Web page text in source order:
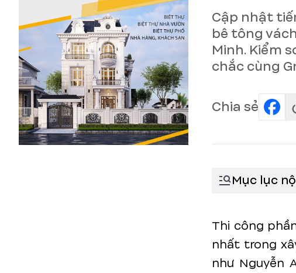
Cập nhật
bê tông
Minh. Kiểm
chắc cùng
Chia sẻ
Mục lục
Thi công
nhất trong
như Nguyễn